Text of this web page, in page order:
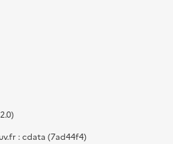
: cdata (7ad44f4)